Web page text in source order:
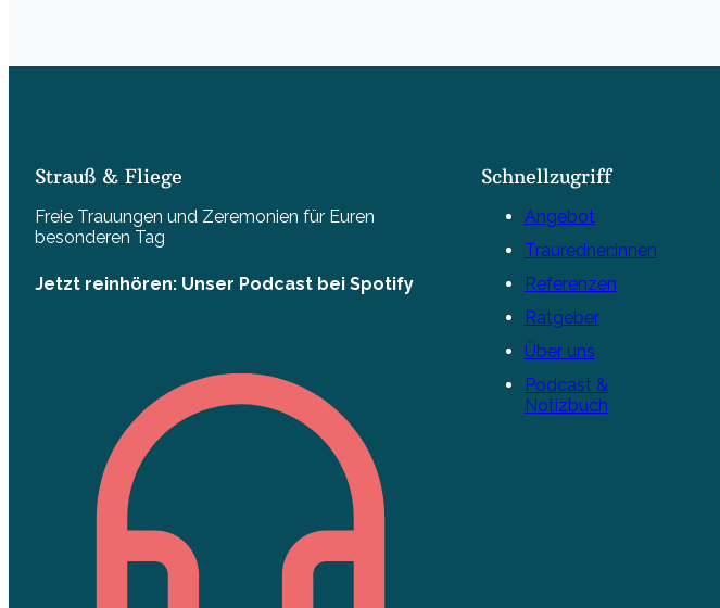
Strauß & Fliege
Freie Trauungen und Zeremonien für Euren
besonderen Tag
Jetzt reinhören: Unser Podcast bei Spotify
Schnellzugriff
Angebot
Trauredner:innen
Referenzen
Ratgeber
Über uns
Podcast &
Notizbuch